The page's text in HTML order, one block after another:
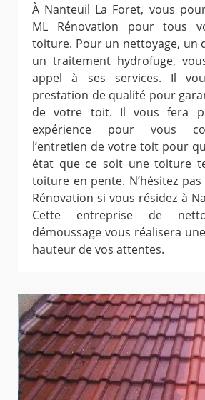
À Nanteuil La Foret, vous
ML Rénovation pour tous
toiture. Pour un nettoyage, un
un traitement hydrofuge,
appel à ses services. Il
prestation de qualité pour
de votre toit. Il vous fera
expérience pour vous
l’entretien de votre toit pour
état que ce soit une toiture
toiture en pente. N’hésitez
Rénovation si vous résidez à
Cette entreprise de
démoussage vous réalisera
hauteur de vos attentes.